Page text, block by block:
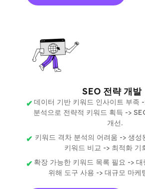
SEO 전략 개발
데이터 기반 키워드 인사이트 부족
분석으로 전략적 키워드 획득 ->
개선.
키워드 격차 분석의 어려움 -> 생성
키워드 비교 -> 최적화 기
확장 가능한 키워드 목록 필요 ->
위해 도구 사용 -> 대규모 마케